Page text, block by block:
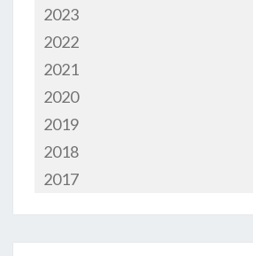
2023
2022
2021
2020
2019
2018
2017